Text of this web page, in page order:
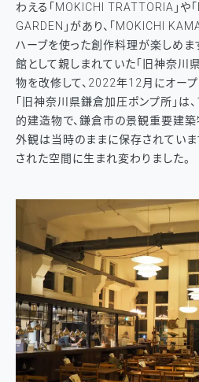
わえる「MOKICHI TRATTORIA」や
GARDEN」があり、「MOKICHI
ハーブを使った創作料理が楽しめま
館として親しまれていた「旧神奈川
物を改修して、2022年12月にオープ
「旧神奈川県鎌倉加圧ポンプ所」は
的建造物で、鎌倉市の景観重要建築
外観は当時のままに保存されていま
された空間に生まれ変わりました。